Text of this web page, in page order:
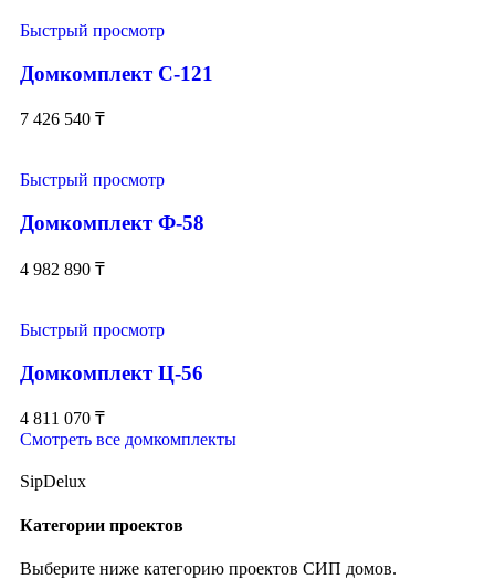
Быстрый просмотр
Домкомплект С-121
7 426 540 ₸
Быстрый просмотр
Домкомплект Ф-58
4 982 890 ₸
Быстрый просмотр
Домкомплект Ц-56
4 811 070 ₸
Смотреть все домкомплекты
SipDelux
Категории проектов
Выберите ниже категорию проектов СИП домов.